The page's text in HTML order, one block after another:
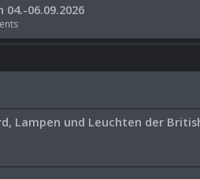
06.09.2026
Lampen und Leuchten der